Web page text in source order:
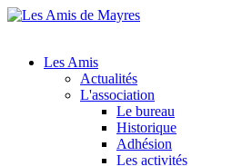
Les Amis
Actualités
L'association
Le bureau
Historique
Adhésion
Les activités